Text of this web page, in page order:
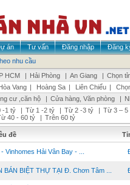
án Tư vấn Đăng nhập Đăng
nhu cầu
HCM | Hải Phòng | An Giang | Chọn
Vang | Hoàng Sa | Liên Chiểu |
cư ,căn hộ | Cửa hàng, Văn phòng |
-1 tỷ | Từ 1 -2 tỷ | Từ 2 -3 tỷ | Từ 3 – 5
40 - 60 tỷ | Trên 60 tỷ
đề
Hải Vân Bay - ...
BIỆT THỰ TẠI Đ. Chơn Tâm ...